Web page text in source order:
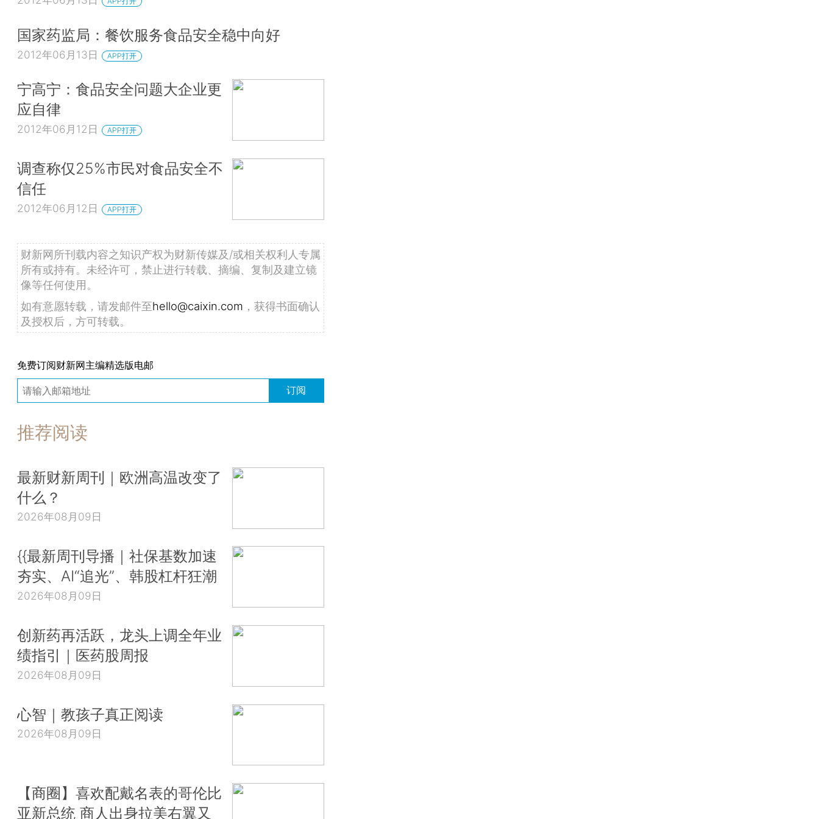
国家药监局：餐饮服务食品安全稳中向好
2012年06月13日 APP打开
宁高宁：食品安全问题大企业更
应自律
2012年06月12日 APP打开
调查称仅25%市民对食品安全不
信任
2012年06月12日 APP打开
财新网所刊载内容之知识产权为财新传媒及/或相关权利人专属
所有或持有。未经许可，禁止进行转载、摘编、复制及建立镜
像等任何使用。
如有意愿转载，请发邮件至hello@caixin.com ，获得书面确认
及授权后，方可转载。
免费订阅财新网主编精选版电邮
订阅
推荐阅读
最新财新周刊｜欧洲高温改变了
什么？
2026年08月09日
{{最新周刊导播｜社保基数加速
夯实、AI“追光”、韩股杠杆狂潮
2026年08月09日
创新药再活跃，龙头上调全年业
绩指引｜医药股周报
2026年08月09日
心智｜教孩子真正阅读
2026年08月09日
【商圈】喜欢配戴名表的哥伦比
亚新总统 商人出身拉美右翼又